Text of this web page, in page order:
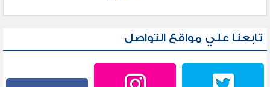
تابعنا علي مواقع التواصل